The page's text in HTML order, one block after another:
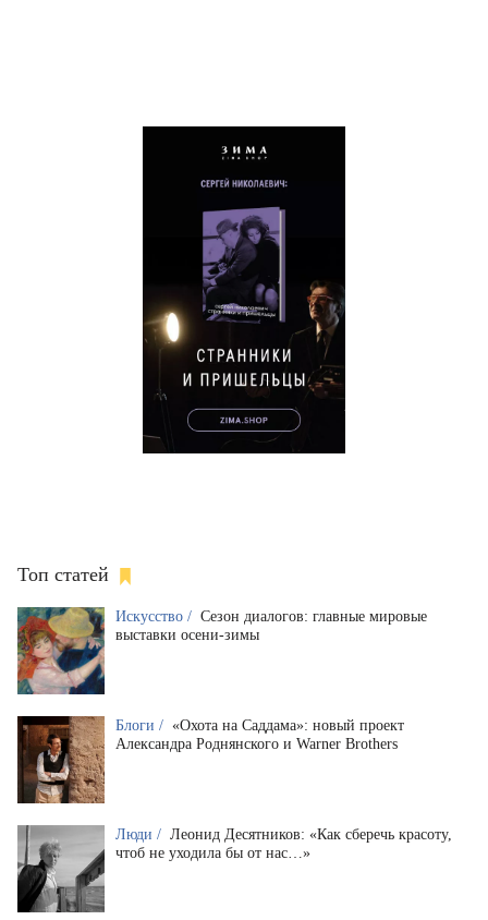
Топ статей
Искусство / Сезон диалогов: главные мировые
выставки осени-зимы
Блоги / «Охота на Саддама»: новый проект
Александра Роднянского и Warner Brothers
Люди / Леонид Десятников: «Как сберечь красоту,
чтоб не уходила бы от нас…»